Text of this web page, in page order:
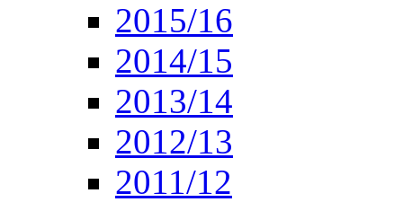
2015/16
2014/15
2013/14
2012/13
2011/12